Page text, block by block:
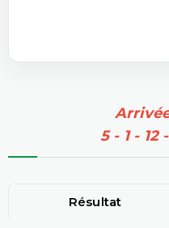
5 - 1 - 12
Résultat